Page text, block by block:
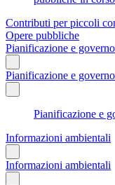
Contributi per piccoli
Opere pubbliche
Pianificazione e
Pianificazione e
Pianificazione e
Informazioni ambientali
Informazioni ambientali